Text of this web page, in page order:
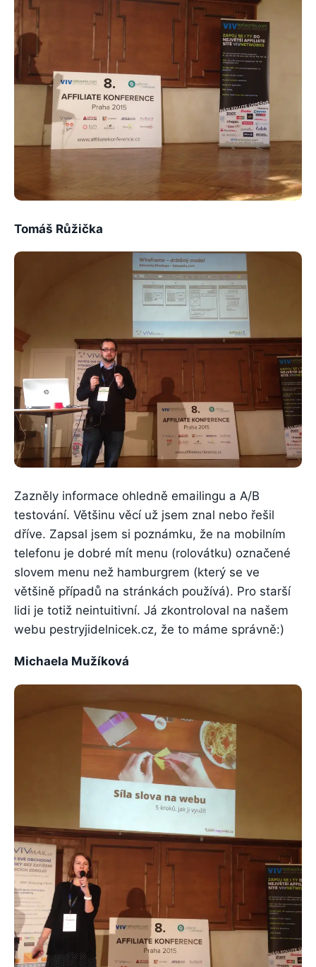
Tomáš Růžička
Zazněly informace ohledně emailingu a A/B
testování. Většinu věcí už jsem znal nebo řešil
dříve. Zapsal jsem si poznámku, že na mobilním
telefonu je dobré mít menu (rolovátku) označené
slovem menu než hamburgrem (který se ve
většině případů na stránkách používá). Pro starší
lidi je totiž neintuitivní. Já zkontroloval na našem
webu pestryjidelnicek.cz, že to máme správně:)
Michaela Mužíková